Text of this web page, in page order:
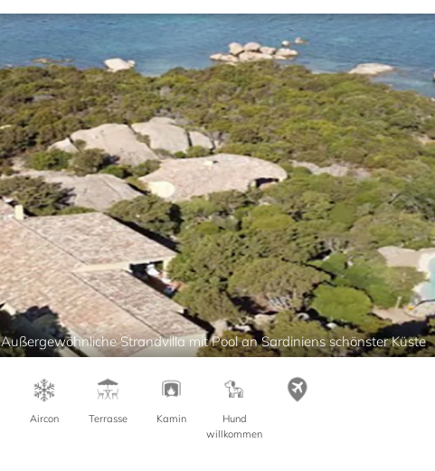
Außergewöhnliche Strandvilla mit Pool an Sardiniens schönster Küste
Aircon Terrasse Kamin
Hund
willkommen